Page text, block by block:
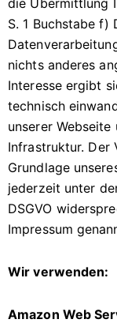
S. 1 Buchstabe f)
nichts anderes
Interesse ergibt
technisch
unserer
Infrastruktur. Der
Grundlage
jederzeit unter
DSGVO
Impressum
Wir verwenden:
Amazon Web